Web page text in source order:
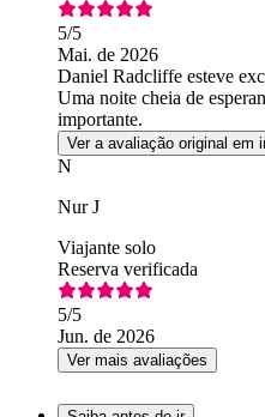
5/5
Mai. de 2026
Daniel Radcliffe esteve
Uma noite cheia de
importante.
Ver a avaliação original em
N
Nur J
Viajante solo
Reserva verificada
5/5
Jun. de 2026
Ver mais avaliações